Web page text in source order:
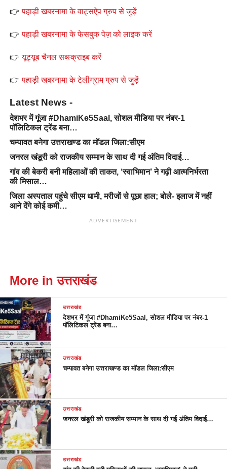
👉पहाड़ी खबरनामा के वाट्सऐप ग्रुप से जुड़ें
👉पहाड़ी खबरनामा के फेसबुक पेज़ को लाइक करें
👉यूट्यूब चैनल सब्स्क्राइब करें
👉पहाड़ी खबरनामा के टेलीग्राम ग्रुप से जुड़ें
Latest News -
देशभर में गूंजा #DhamiKe5Saal, सोशल मीडिया पर नंबर-1
पॉलिटिकल ट्रेंड बना…
चम्पावत बनेगा उत्तराखण्ड का मॉडल जिला:सीएम
जनरल खंडूरी को राजकीय सम्मान के साथ दी गई अंतिम विदाई…
गांव की बेकरी बनी महिलाओं की ताकत, ‘स्वाभिमान’ ने गढ़ी आत्मनिर्भरता
की मिसाल…
जिला अस्पताल पहुंचे सीएम धामी, मरीजों से पूछा हाल; बोले- इलाज में नहीं
आने देंगे कोई कमी…
ADVERTISEMENT
More in उत्तराखंड
उत्तराखंड
देशभर में गूंजा #DhamiKe5Saal, सोशल मीडिया पर नंबर-1
पॉलिटिकल ट्रेंड बना…
उत्तराखंड
चम्पावत बनेगा उत्तराखण्ड का मॉडल जिला:सीएम
उत्तराखंड
जनरल खंडूरी को राजकीय सम्मान के साथ दी गई अंतिम विदाई…
उत्तराखंड